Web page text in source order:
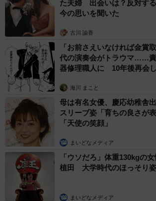
た夫婦 出会いは？反対す
今の思いを聞いた
古川 諭香
「お前さえいなければ金賞
代の演奏会がトラウマ……
器修理職人に 10年後再会
海川 まこと
母は有名女優、慶応幼稚舎
スリーブ姿「育ちの良さが
「天使の笑顔」
まいどなメディア
「ウソだろ」体重130kgの
植田 大学時代のほっそり姿
まいどなメディア